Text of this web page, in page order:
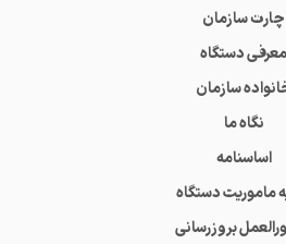
چارت سازمان
معرفی دستگاه
سازمان
نگاه ما
اساسنامه
ماموریت دستگاه
بروزرسانی